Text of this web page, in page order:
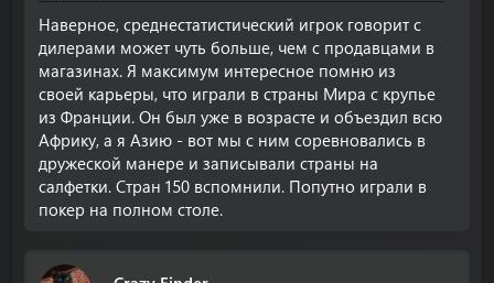
Наверное, среднестатистический игрок говорит с
дилерами может чуть больше, чем с продавцами в
магазинах. Я максимум интересное помню из
своей карьеры, что играли в страны Мира с крупье
из Франции. Он был уже в возрасте и объездил всю
Африку, а я Азию - вот мы с ним соревновались в
дружеской манере и записывали страны на
салфетки. Стран 150 вспомнили. Попутно играли в
покер на полном столе.